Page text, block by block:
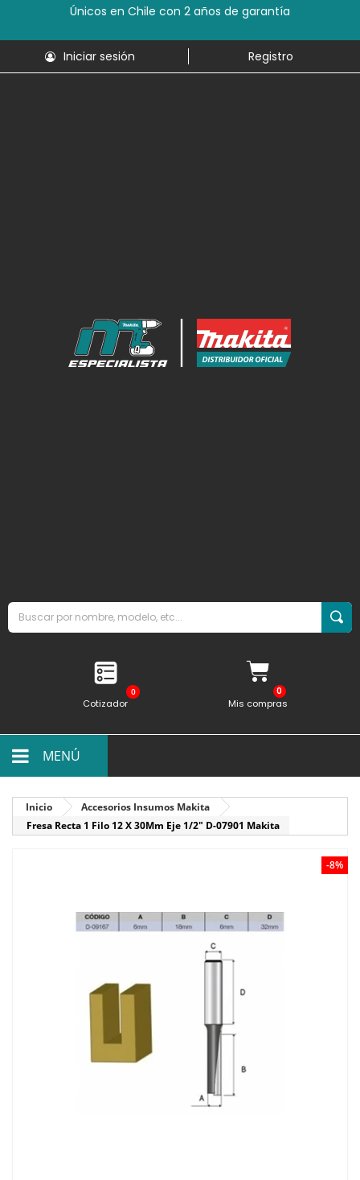
Únicos en Chile con 2 años de garantía
Iniciar sesión Registro
0
Cotizador Mis compras
MENÚ
Inicio
Accesorios Insumos Makita
Fresa Recta 1 Filo 12 X 30Mm Eje 1/2" D-07901 Makita
-8%